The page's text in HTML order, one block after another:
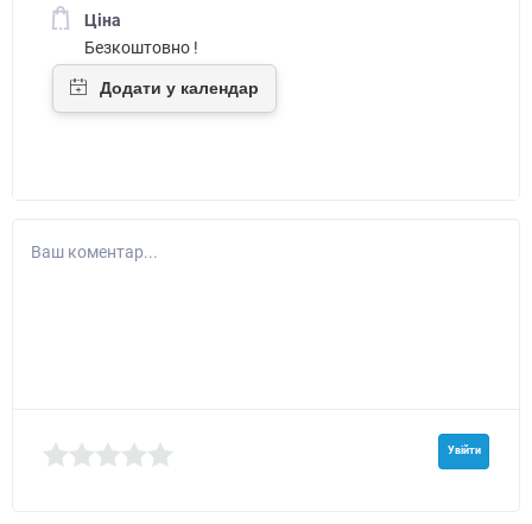
Ціна
Безкоштовно !
Ваш коментар...
Увійти